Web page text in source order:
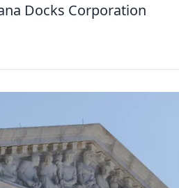
Docks Corporation